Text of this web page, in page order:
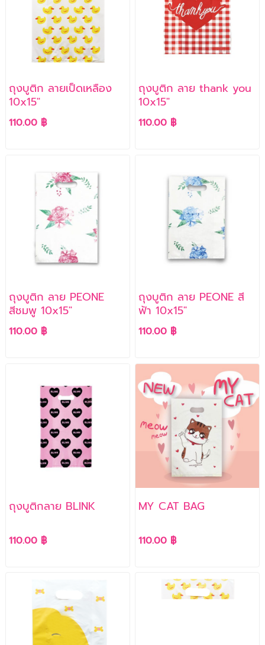
ถุงบูติก ลายเป็ดเหลือง
10x15"
110.00 ฿
ถุงบูติก ลาย thank you
10x15"
110.00 ฿
ถุงบูติก ลาย PEONE
สีชมพู 10x15"
110.00 ฿
ถุงบูติก ลาย PEONE สี
ฟ้า 10x15"
110.00 ฿
ถุงบูติกลาย BLINK
110.00 ฿
MY CAT BAG
110.00 ฿